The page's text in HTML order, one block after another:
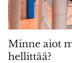
Minne aiot
hellittää?